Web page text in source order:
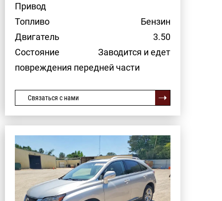
Привод
Топливо
Бензин
Двигатель
3.50
Состояние
Заводится и едет
повреждения передней части
Связаться с нами